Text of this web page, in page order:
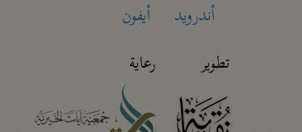
أندرويد
أيفون
تطوير
رعاية